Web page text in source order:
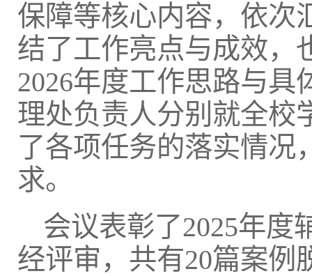
保障等核心内容，依次
结了工作亮点与成效，
2026年度工作思路与
理处负责人分别就全校
了各项任务的落实情况
求。
会议表彰了2025年度
经评审，共有20篇案例